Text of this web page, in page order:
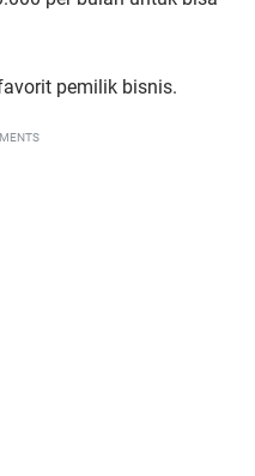
pemilik bisnis.